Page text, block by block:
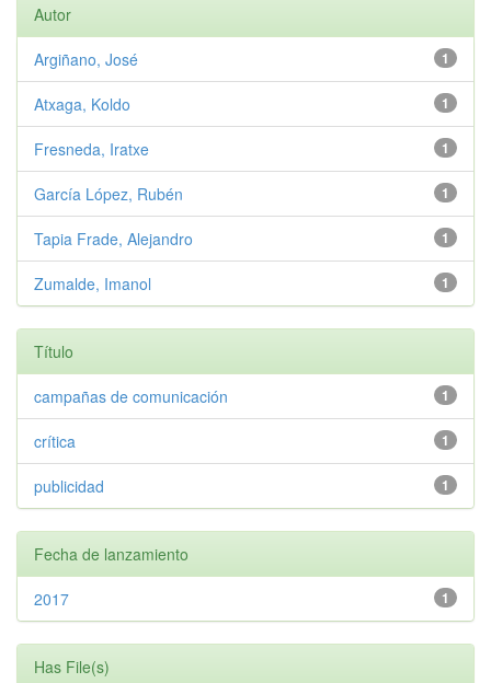
Autor
1
Argiñano, José
1
Atxaga, Koldo
1
Fresneda, Iratxe
1
García López, Rubén
1
Tapia Frade, Alejandro
1
Zumalde, Imanol
Título
1
campañas de comunicación
1
crítica
1
publicidad
Fecha de lanzamiento
1
2017
Has File(s)